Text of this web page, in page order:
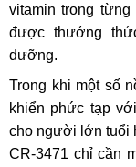
vitamin trong
được thưởng
dưỡng.
Trong khi một số
khiển phức tạp
cho người lớn tuổi
CR-3471 chỉ cần